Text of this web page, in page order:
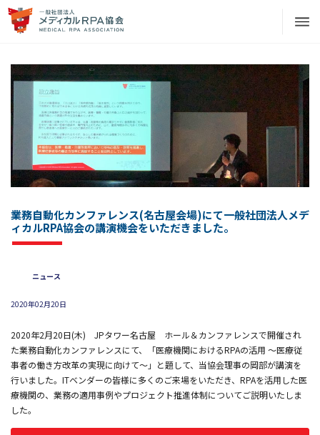
業務自動化カンファレンス(名古屋会場)にて一般社団法人メデ
ィカルRPA協会の講演機会をいただきました。
ニュース
2020年02月20日
2020年2月20日(木) JPタワー名古屋 ホール＆カンファレンスで開催され
た業務自動化カンファレンスにて、「医療機関におけるRPAの活用 ～医療従
事者の働き方改革の実現に向けて～」と題して、当協会理事の岡部が講演を
行いました。ITベンダーの皆様に多くのご来場をいただき、RPAを活用した医
療機関の、業務の適用事例やプロジェクト推進体制についてご説明いたしま
した。